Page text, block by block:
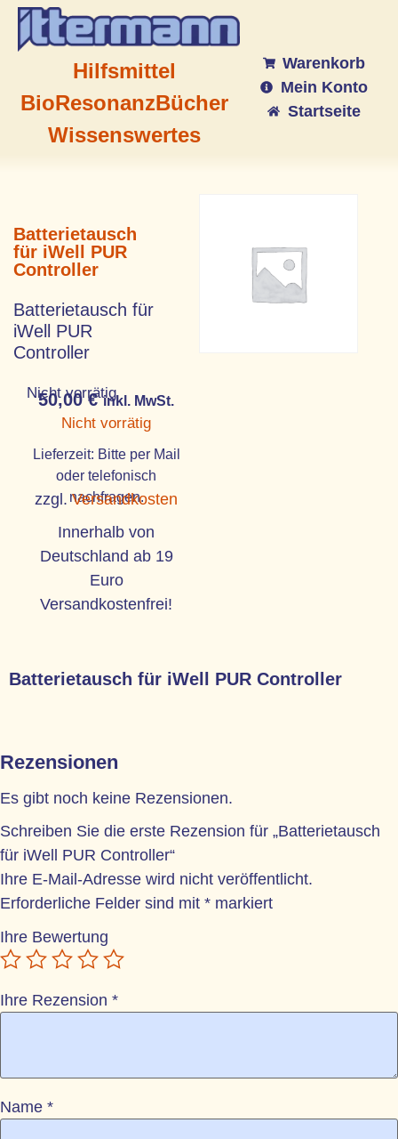
Hilfsmittel
BioResonanzBücher
Wissenswertes
Warenkorb
Mein Konto
Startseite
Batterietausch
für iWell PUR
Controller
Batterietausch für
iWell PUR
Controller
50,00€ inkl. MwSt.
Nicht vorrätig
Nicht vorrätig
Lieferzeit: Bitte per Mail
oder telefonisch
nachfragen.
zzgl.Versandkosten
Innerhalb von
Deutschland ab 19
Euro
Versandkostenfrei!
Batterietausch für iWell PUR Controller
Rezensionen
Es gibt noch keine Rezensionen.
Schreiben Sie die erste Rezension für „Batterietausch
für iWell PUR Controller“
Ihre E-Mail-Adresse wird nicht veröffentlicht.
Erforderliche Felder sind mit * markiert
Ihre Bewertung
Ihre Rezension *
Name *